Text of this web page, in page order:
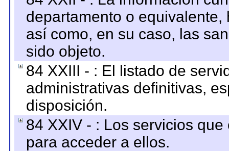
departamento o
así como, en su caso, las
sido objeto.
84 XXIII - : El listado de
administrativas definitivas,
disposición.
84 XXIV - : Los servicios
para acceder a ellos.